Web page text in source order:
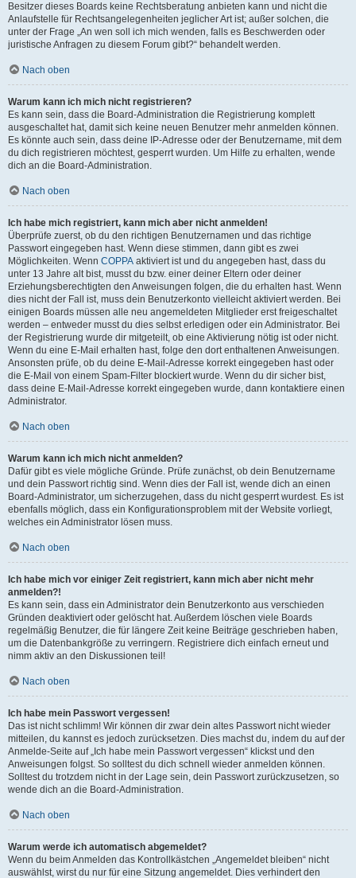
Besitzer dieses Boards keine Rechtsberatung anbieten kann und nicht die
Anlaufstelle für Rechtsangelegenheiten jeglicher Art ist; außer solchen, die
unter der Frage „An wen soll ich mich wenden, falls es Beschwerden oder
juristische Anfragen zu diesem Forum gibt?“ behandelt werden.
Nach oben
Warum kann ich mich nicht registrieren?
Es kann sein, dass die Board-Administration die Registrierung komplett
ausgeschaltet hat, damit sich keine neuen Benutzer mehr anmelden können.
Es könnte auch sein, dass deine IP-Adresse oder der Benutzername, mit dem
du dich registrieren möchtest, gesperrt wurden. Um Hilfe zu erhalten, wende
dich an die Board-Administration.
Nach oben
Ich habe mich registriert, kann mich aber nicht anmelden!
Überprüfe zuerst, ob du den richtigen Benutzernamen und das richtige
Passwort eingegeben hast. Wenn diese stimmen, dann gibt es zwei
Möglichkeiten. Wenn COPPA aktiviert ist und du angegeben hast, dass du
unter 13 Jahre alt bist, musst du bzw. einer deiner Eltern oder deiner
Erziehungsberechtigten den Anweisungen folgen, die du erhalten hast. Wenn
dies nicht der Fall ist, muss dein Benutzerkonto vielleicht aktiviert werden. Bei
einigen Boards müssen alle neu angemeldeten Mitglieder erst freigeschaltet
werden – entweder musst du dies selbst erledigen oder ein Administrator. Bei
der Registrierung wurde dir mitgeteilt, ob eine Aktivierung nötig ist oder nicht.
Wenn du eine E-Mail erhalten hast, folge den dort enthaltenen Anweisungen.
Ansonsten prüfe, ob du deine E-Mail-Adresse korrekt eingegeben hast oder
die E-Mail von einem Spam-Filter blockiert wurde. Wenn du dir sicher bist,
dass deine E-Mail-Adresse korrekt eingegeben wurde, dann kontaktiere einen
Administrator.
Nach oben
Warum kann ich mich nicht anmelden?
Dafür gibt es viele mögliche Gründe. Prüfe zunächst, ob dein Benutzername
und dein Passwort richtig sind. Wenn dies der Fall ist, wende dich an einen
Board-Administrator, um sicherzugehen, dass du nicht gesperrt wurdest. Es ist
ebenfalls möglich, dass ein Konfigurationsproblem mit der Website vorliegt,
welches ein Administrator lösen muss.
Nach oben
Ich habe mich vor einiger Zeit registriert, kann mich aber nicht mehr
anmelden?!
Es kann sein, dass ein Administrator dein Benutzerkonto aus verschieden
Gründen deaktiviert oder gelöscht hat. Außerdem löschen viele Boards
regelmäßig Benutzer, die für längere Zeit keine Beiträge geschrieben haben,
um die Datenbankgröße zu verringern. Registriere dich einfach erneut und
nimm aktiv an den Diskussionen teil!
Nach oben
Ich habe mein Passwort vergessen!
Das ist nicht schlimm! Wir können dir zwar dein altes Passwort nicht wieder
mitteilen, du kannst es jedoch zurücksetzen. Dies machst du, indem du auf der
Anmelde-Seite auf „Ich habe mein Passwort vergessen“ klickst und den
Anweisungen folgst. So solltest du dich schnell wieder anmelden können.
Solltest du trotzdem nicht in der Lage sein, dein Passwort zurückzusetzen, so
wende dich an die Board-Administration.
Nach oben
Warum werde ich automatisch abgemeldet?
Wenn du beim Anmelden das Kontrollkästchen „Angemeldet bleiben“ nicht
auswählst, wirst du nur für eine Sitzung angemeldet. Dies verhindert den